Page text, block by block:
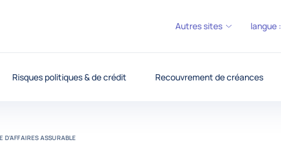
Risques politiques & de crédit Recouvrement de créances
Autres sites langue :
D'AFFAIRES ASSURABLE